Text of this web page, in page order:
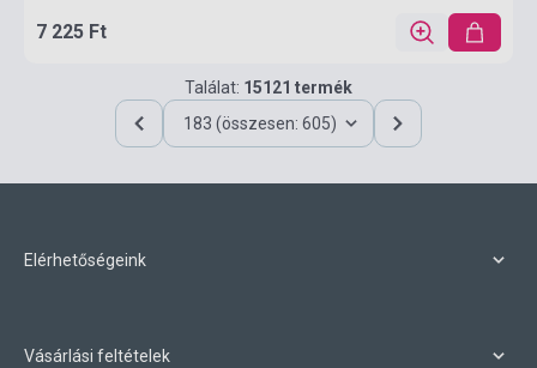
7 225 Ft
Találat: 15121 termék
183 (összesen: 605)
Elérhetőségeink
Vásárlási feltételek